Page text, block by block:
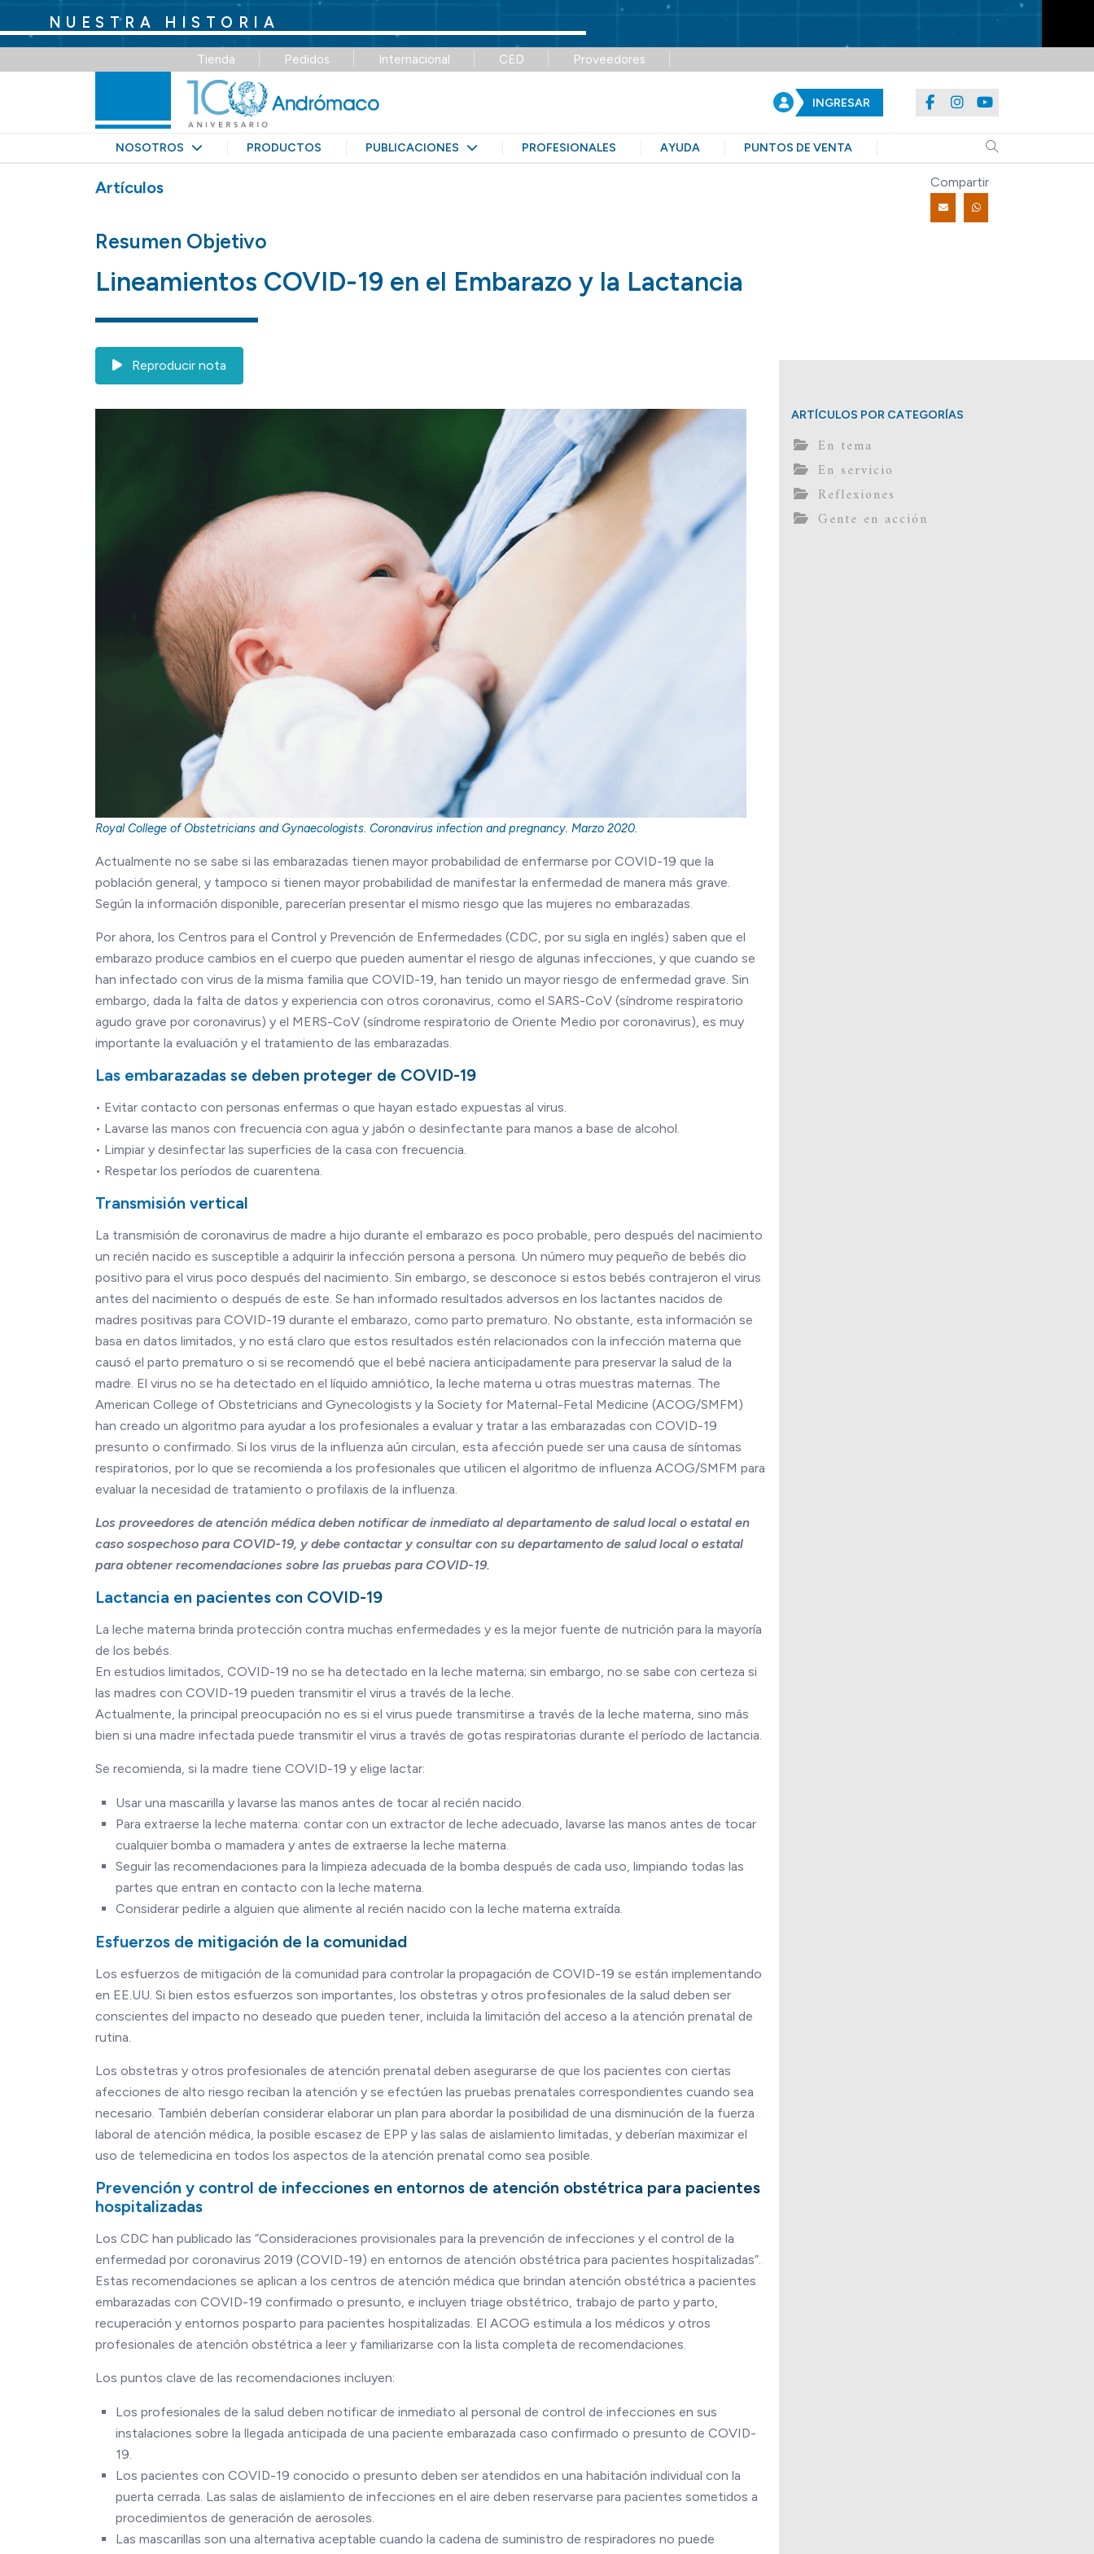
NUESTRA HISTORIA
Tienda Pedidos Internacional CED Proveedores
INGRESAR
NOSOTROS PRODUCTOS PUBLICACIONES PROFESIONALES AYUDA PUNTOS DE VENTA
Artículos Compartir
Resumen Objetivo
Lineamientos COVID-19 en el Embarazo y la Lactancia
Reproducir nota
Royal College of Obstetricians and Gynaecologists. Coronavirus infection and pregnancy. Marzo 2020.
Actualmente no se sabe si las embarazadas tienen mayor probabilidad de enfermarse por COVID-19 que la
población general, y tampoco si tienen mayor probabilidad de manifestar la enfermedad de manera más grave.
Según la información disponible, parecerían presentar el mismo riesgo que las mujeres no embarazadas.
Por ahora, los Centros para el Control y Prevención de Enfermedades (CDC, por su sigla en inglés) saben que el
embarazo produce cambios en el cuerpo que pueden aumentar el riesgo de algunas infecciones, y que cuando se
han infectado con virus de la misma familia que COVID-19, han tenido un mayor riesgo de enfermedad grave. Sin
embargo, dada la falta de datos y experiencia con otros coronavirus, como el SARS-CoV (síndrome respiratorio
agudo grave por coronavirus) y el MERS-CoV (síndrome respiratorio de Oriente Medio por coronavirus), es muy
importante la evaluación y el tratamiento de las embarazadas.
Las embarazadas se deben proteger de COVID-19
• Evitar contacto con personas enfermas o que hayan estado expuestas al virus.
• Lavarse las manos con frecuencia con agua y jabón o desinfectante para manos a base de alcohol.
• Limpiar y desinfectar las superficies de la casa con frecuencia.
• Respetar los períodos de cuarentena.
Transmisión vertical
La transmisión de coronavirus de madre a hijo durante el embarazo es poco probable, pero después del nacimiento
un recién nacido es susceptible a adquirir la infección persona a persona. Un número muy pequeño de bebés dio
positivo para el virus poco después del nacimiento. Sin embargo, se desconoce si estos bebés contrajeron el virus
antes del nacimiento o después de este. Se han informado resultados adversos en los lactantes nacidos de
madres positivas para COVID-19 durante el embarazo, como parto prematuro. No obstante, esta información se
basa en datos limitados, y no está claro que estos resultados estén relacionados con la infección materna que
causó el parto prematuro o si se recomendó que el bebé naciera anticipadamente para preservar la salud de la
madre. El virus no se ha detectado en el líquido amniótico, la leche materna u otras muestras maternas. The
American College of Obstetricians and Gynecologists y la Society for Maternal-Fetal Medicine (ACOG/SMFM)
han creado un algoritmo para ayudar a los profesionales a evaluar y tratar a las embarazadas con COVID-19
presunto o confirmado. Si los virus de la influenza aún circulan, esta afección puede ser una causa de síntomas
respiratorios, por lo que se recomienda a los profesionales que utilicen el algoritmo de influenza ACOG/SMFM para
evaluar la necesidad de tratamiento o profilaxis de la influenza.
Los proveedores de atención médica deben notificar de inmediato al departamento de salud local o estatal en
caso sospechoso para COVID-19, y debe contactar y consultar con su departamento de salud local o estatal
para obtener recomendaciones sobre las pruebas para COVID-19.
Lactancia en pacientes con COVID-19
La leche materna brinda protección contra muchas enfermedades y es la mejor fuente de nutrición para la mayoría
de los bebés.
En estudios limitados, COVID-19 no se ha detectado en la leche materna; sin embargo, no se sabe con certeza si
las madres con COVID-19 pueden transmitir el virus a través de la leche.
Actualmente, la principal preocupación no es si el virus puede transmitirse a través de la leche materna, sino más
bien si una madre infectada puede transmitir el virus a través de gotas respiratorias durante el período de lactancia.
Se recomienda, si la madre tiene COVID-19 y elige lactar:
Usar una mascarilla y lavarse las manos antes de tocar al recién nacido.
Para extraerse la leche materna: contar con un extractor de leche adecuado, lavarse las manos antes de tocar
cualquier bomba o mamadera y antes de extraerse la leche materna.
Seguir las recomendaciones para la limpieza adecuada de la bomba después de cada uso, limpiando todas las
partes que entran en contacto con la leche materna.
Considerar pedirle a alguien que alimente al recién nacido con la leche materna extraída.
Esfuerzos de mitigación de la comunidad
Los esfuerzos de mitigación de la comunidad para controlar la propagación de COVID-19 se están implementando
en EE.UU. Si bien estos esfuerzos son importantes, los obstetras y otros profesionales de la salud deben ser
conscientes del impacto no deseado que pueden tener, incluida la limitación del acceso a la atención prenatal de
rutina.
Los obstetras y otros profesionales de atención prenatal deben asegurarse de que los pacientes con ciertas
afecciones de alto riesgo reciban la atención y se efectúen las pruebas prenatales correspondientes cuando sea
necesario. También deberían considerar elaborar un plan para abordar la posibilidad de una disminución de la fuerza
laboral de atención médica, la posible escasez de EPP y las salas de aislamiento limitadas, y deberían maximizar el
uso de telemedicina en todos los aspectos de la atención prenatal como sea posible.
Prevención y control de infecciones en entornos de atención obstétrica para pacientes
hospitalizadas
Los CDC han publicado las “Consideraciones provisionales para la prevención de infecciones y el control de la
enfermedad por coronavirus 2019 (COVID-19) en entornos de atención obstétrica para pacientes hospitalizadas”.
Estas recomendaciones se aplican a los centros de atención médica que brindan atención obstétrica a pacientes
embarazadas con COVID-19 confirmado o presunto, e incluyen triage obstétrico, trabajo de parto y parto,
recuperación y entornos posparto para pacientes hospitalizadas. El ACOG estimula a los médicos y otros
profesionales de atención obstétrica a leer y familiarizarse con la lista completa de recomendaciones.
Los puntos clave de las recomendaciones incluyen:
Los profesionales de la salud deben notificar de inmediato al personal de control de infecciones en sus
instalaciones sobre la llegada anticipada de una paciente embarazada caso confirmado o presunto de COVID-
19.
Los pacientes con COVID-19 conocido o presunto deben ser atendidos en una habitación individual con la
puerta cerrada. Las salas de aislamiento de infecciones en el aire deben reservarse para pacientes sometidos a
procedimientos de generación de aerosoles.
Las mascarillas son una alternativa aceptable cuando la cadena de suministro de respiradores no puede
ARTÍCULOS POR CATEGORÍAS
En tema
En servicio
Reflexiones
Gente en acción